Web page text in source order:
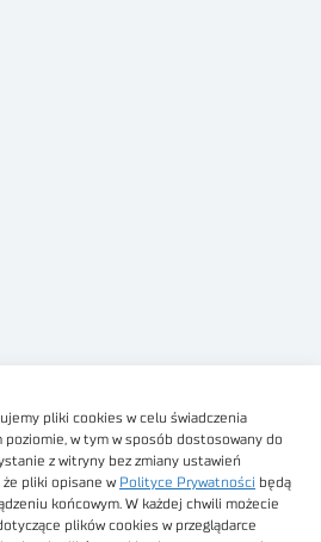
pliki cookies w celu świadczenia
poziomie, w tym w sposób dostosowany do
z witryny bez zmiany ustawień
że pliki opisane w Polityce Prywatności będą
końcowym. W każdej chwili możecie
plików cookies w przeglądarce